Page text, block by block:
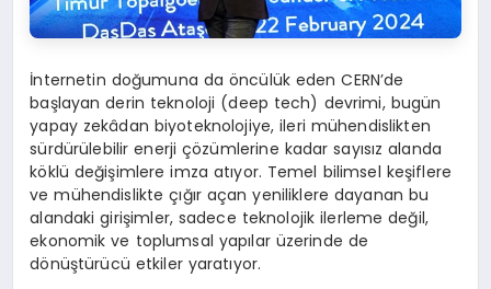
İnternetin doğumuna da öncülük eden CERN’de
başlayan derin teknoloji (deep tech) devrimi, bugün
yapay zekâdan biyoteknolojiye, ileri mühendislikten
sürdürülebilir enerji çözümlerine kadar sayısız alanda
köklü değişimlere imza atıyor. Temel bilimsel keşiflere
ve mühendislikte çığır açan yeniliklere dayanan bu
alandaki girişimler, sadece teknolojik ilerleme değil,
ekonomik ve toplumsal yapılar üzerinde de
dönüştürücü etkiler yaratıyor.